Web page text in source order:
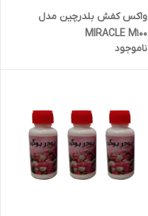
واکس کفش بلدرچین مدل
MIRACLE M100
ناموجود